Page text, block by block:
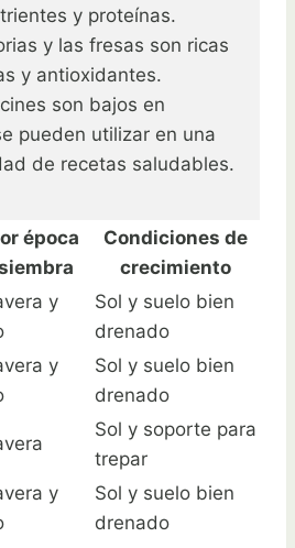
y proteínas.
y las fresas son ricas
y antioxidantes.
son bajos en
pueden utilizar en una
de recetas saludables.
época
Condiciones de
crecimiento
y
Sol y suelo bien
drenado
y
Sol y suelo bien
drenado
Sol y soporte para
trepar
y
Sol y suelo bien
drenado